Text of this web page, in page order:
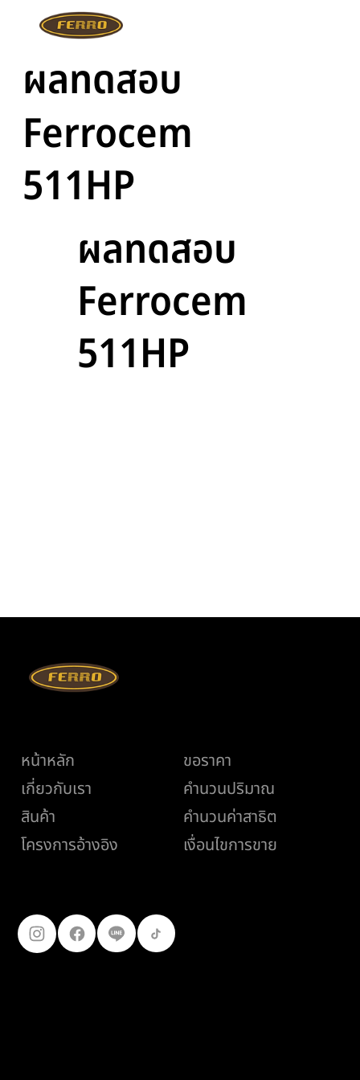
ผลทดสอบ
Ferrocem
511HP
ผลทดสอบ
Ferrocem
511HP
หน้าหลัก
เกี่ยวกับเรา
สินค้า
โครงการอ้างอิง
ขอราคา
คำนวนปริมาณ
คำนวนค่าสาธิต
เงื่อนไขการขาย